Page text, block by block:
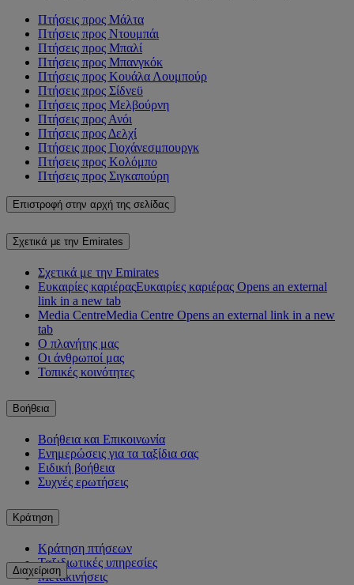
Πτήσεις προς Μάλτα
Πτήσεις προς Ντουμπάι
Πτήσεις προς Μπαλί
Πτήσεις προς Μπανγκόκ
Πτήσεις προς Κουάλα Λουμπούρ
Πτήσεις προς Σίδνεϋ
Πτήσεις προς Μελβούρνη
Πτήσεις προς Ανόι
Πτήσεις προς Δελχί
Πτήσεις προς Γιοχάνεσμπουργκ
Πτήσεις προς Κολόμπο
Πτήσεις προς Σιγκαπούρη
Επιστροφή στην αρχή της σελίδας
Σχετικά με την Emirates
Σχετικά με την Emirates
Ευκαιρίες καριέραςΕυκαιρίες καριέρας Opens an external
link in a new tab
Media CentreMedia Centre Opens an external link in a new
tab
Ο πλανήτης μας
Οι άνθρωποί μας
Τοπικές κοινότητες
Βοήθεια
Βοήθεια και Επικοινωνία
Ενημερώσεις για τα ταξίδια σας
Ειδική βοήθεια
Συχνές ερωτήσεις
Κράτηση
Κράτηση πτήσεων
Ταξιδιωτικές υπηρεσίες
Μετακινήσεις
Διαχείριση